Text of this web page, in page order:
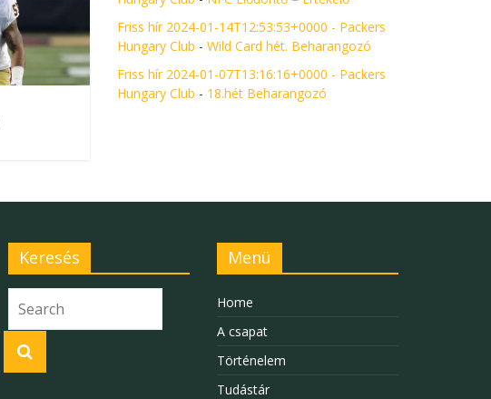
Friss hír 2024-01-14T12:53:53+0000 - Packers
Hungary Club - Wild Card hét. Beharangozó
Friss hír 2024-01-07T13:16:16+0000 - Packers
Hungary Club - 18.hét Beharangozó
Keresés Menü
Home
A csapat
Történelem
Tudástár